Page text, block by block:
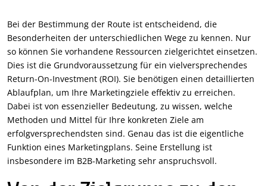
Bei der Bestimmung der Route ist entscheidend, die
Besonderheiten der unterschiedlichen Wege zu kennen. Nur
so können Sie vorhandene Ressourcen zielgerichtet einsetzen.
Dies ist die Grundvoraussetzung für ein vielversprechendes
Return-On-Investment (ROI). Sie benötigen einen detaillierten
Ablaufplan, um Ihre Marketingziele effektiv zu erreichen.
Dabei ist von essenzieller Bedeutung, zu wissen, welche
Methoden und Mittel für Ihre konkreten Ziele am
erfolgversprechendsten sind. Genau das ist die eigentliche
Funktion eines Marketingplans. Seine Erstellung ist
insbesondere im B2B-Marketing sehr anspruchsvoll.